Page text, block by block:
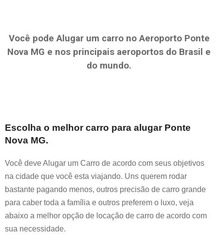
Você pode Alugar um carro no Aeroporto Ponte
Nova MG e nos principais aeroportos do Brasil e
do mundo.
Escolha o melhor carro para alugar Ponte
Nova MG.
Você deve Alugar um Carro de acordo com seus objetivos
na cidade que você esta viajando. Uns querem rodar
bastante pagando menos, outros precisão de carro grande
para caber toda a família e outros preferem o luxo, veja
abaixo a melhor opção de locação de carro de acordo com
sua necessidade.